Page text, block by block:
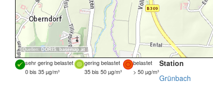
Quellen: DORIS, basemap.at
sehr gering belastet gering belastet
belastet
0 bis 35 µg/m³
35 bis 50 µg/m³ > 50 µg/m³
Station
Grünbach